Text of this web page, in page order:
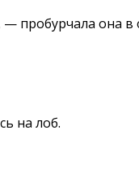
пробурчала она в
на лоб.